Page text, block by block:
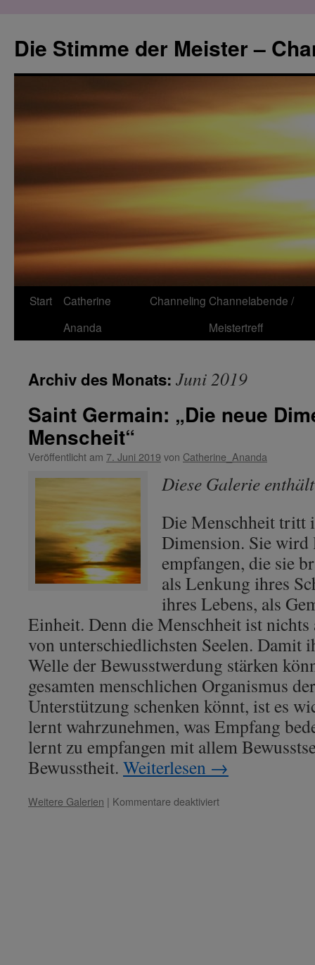
springen
Die Stimme der Meister –
Start
Catherine
Ananda
Channeling Channelabende /
Meistertreff
Archiv des Monats: Juni 2019
Saint Germain: „Die neue
Menscheit“
Veröffentlicht am 7. Juni 2019 von Catherine_Ananda
Diese Galerie
Die Menschheit tritt
Dimension. Sie wird
empfangen, die sie
als Lenkung ihres
ihres Lebens, als
Einheit. Denn die Menschheit ist nichts
von unterschiedlichsten Seelen. Damit
Welle der Bewusstwerdung stärken
gesamten menschlichen Organismus
Unterstützung schenken könnt, ist es
lernt wahrzunehmen, was Empfang
lernt zu empfangen mit allem
Bewusstheit. Weiterlesen →
Weitere Galerien | Kommentare deaktiviertfür